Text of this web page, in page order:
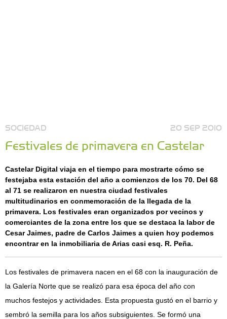
SOCIEDAD 20 SEP 2010
Festivales de primavera en Castelar
Castelar Digital viaja en el tiempo para mostrarte cómo se
festejaba esta estación del año a comienzos de los 70. Del 68
al 71 se realizaron en nuestra ciudad festivales
multitudinarios en conmemoración de la llegada de la
primavera. Los festivales eran organizados por vecinos y
comerciantes de la zona entre los que se destaca la labor de
Cesar Jaimes, padre de Carlos Jaimes a quien hoy podemos
encontrar en la inmobiliaria de Arias casi esq. R. Peña.
Los festivales de primavera nacen en el 68 con la inauguración de
la Galería Norte que se realizó para esa época del año con
muchos festejos y actividades. Esta propuesta gustó en el barrio y
sembró la semilla para los años subsiguientes. Se formó una